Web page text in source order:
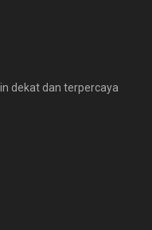
dekat dan terpercaya